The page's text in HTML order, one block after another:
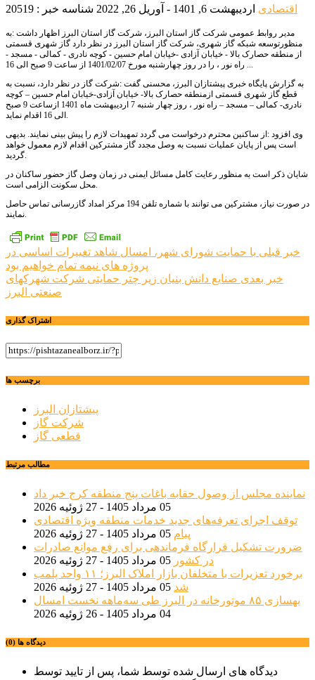
اقتصادی اردیبهشت 6, 1401 - آوریل 26, 2022 شناسه خبر : 20519
مدیر روابط عمومی شرکت گاز استان البرز، شرکت گاز استان البرز اظهار داشت :به
منظورتوسعه شبکه گاز شهری، شرکت گاز استان البرز در نظر دارد گاز شهری قسمتی
از منطقه حصارک بالا - خیابان آزادی -خیابان امام حسین - کوچه نادری - کمالی - مسجد -
راه نور ، را در روز چهارشنبه مورخ 1401/02/07 از ساعت 9 صبح الی 16 ...
به گزارش پایگاه خبری پیشتازان البرز، محسنی گفت :شرکت گاز در نظر دارد، نسبت به
قطع گاز شهری قسمتی ازمنطقه حصارک بالا- خیابان آزادی-خیابان امام حسین – کوچه
نادری- کمالی – مسجد – راه نور ، روز چهار شنبه 7 اردیبهشت ماه 1401 ازساعت 9 صبح
الی 16 اقدام نماید.
وی افزود :از ساکنین محترم درخواست می گردد تمهیدات لازم را پیش بینی نمایند. بدیهی
است پس از پایان عملیات نسبت به وصل مجدد گاز مشترکین اقدام لازم معمول خواهد
گردید.
شایان ذکر است به منظور رعایت کامل مسائل ایمنی در زمان وصل گاز حضور ساکنان در
محل سکونت الزامی است.
در صورت نیاز، مشترکین می توانند با شماره تلفن 194 مرکز امداد گازرسانی تماس حاصل
نمایند.
راهبری
نوشته
خبر قبلی با حمایت شورای شهر، امسال شاهد تغییرات اساسی در
پروژه های نیمه تمام خواهیم بود
خبر بعدی صنایع دانش بنیان زیر چتر حمایتی شرکت شهرکهای
صنعتی البرز
اشتراک گذاری
برچسب ها
پیشتازان البرز
شرکت گاز
قطعی گاز
مطالب مرتبط
نماینده مجلس از وصول حقابه باغات پنج منطقه کرج خبر داد
05 مرداد 1405 - 27 ژوئیه 2026
توقف اجرای تعرفه‌های جدید خدمات منطقه ویژه اقتصادی
پیام 05 مرداد 1405 - 27 ژوئیه 2026
ضرورت تشکیل قرارگاه فرماندهی برای رفع موانع صادرات
در کشور 05 مرداد 1405 - 27 ژوئیه 2026
برخورد تعزیرات با متخلفان بازار املاک البرز؛ ۱۱ واحد پلمب
شد 05 مرداد 1405 - 27 ژوئیه 2026
بهسازی ۸۵ موتورخانه در البرز طی سه‌ماهه نخست امسال
04 مرداد 1405 - 26 ژوئیه 2026
دیدگاه ها (0)
دیدگاه های ارسال شده توسط شما، پس از تایید توسط